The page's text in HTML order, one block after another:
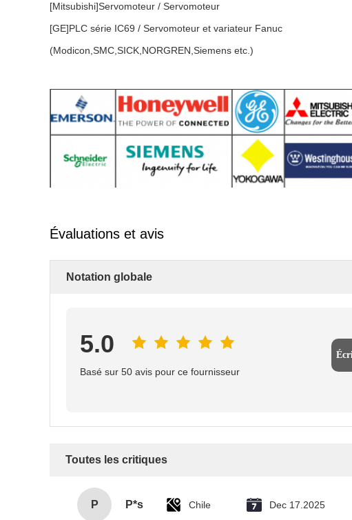
[Mitsubishi]Servomoteur / Servomoteur
[GE]PLC série IC69 / Servomoteur et variateur Fanuc
(Modicon,SMC,SICK,NORGREN,Siemens etc.)
Évaluations et avis
Notation globale
5.0
Basé sur 50 avis pour ce fournisseur
Toutes les critiques
P P*s Chile Dec 17.2025